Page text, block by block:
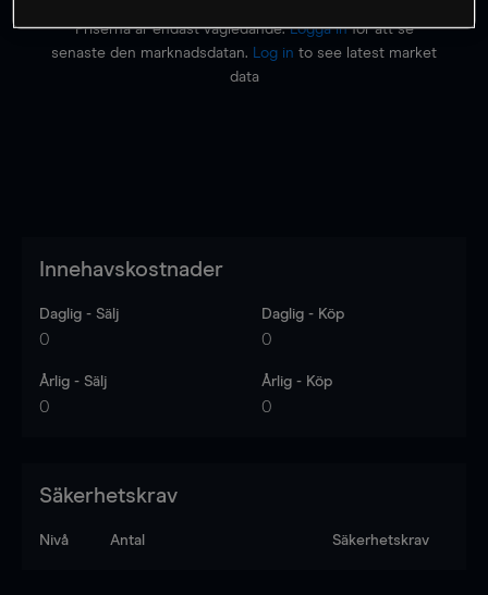
Priserna är endast vägledande.Logga inför att se
senaste den marknadsdatan.
Log in to see latest market
data
Innehavskostnader
Daglig - Sälj
0
Daglig - Köp
0
Årlig - Sälj
0
Årlig - Köp
0
Säkerhetskrav
Nivå Antal Säkerhetskrav